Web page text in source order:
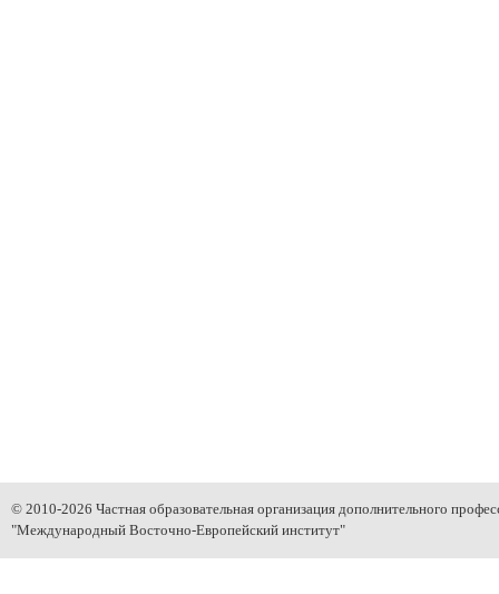
© 2010-2026 Частная образовательная организация дополнительного
"Международный Восточно-Европейский институт"